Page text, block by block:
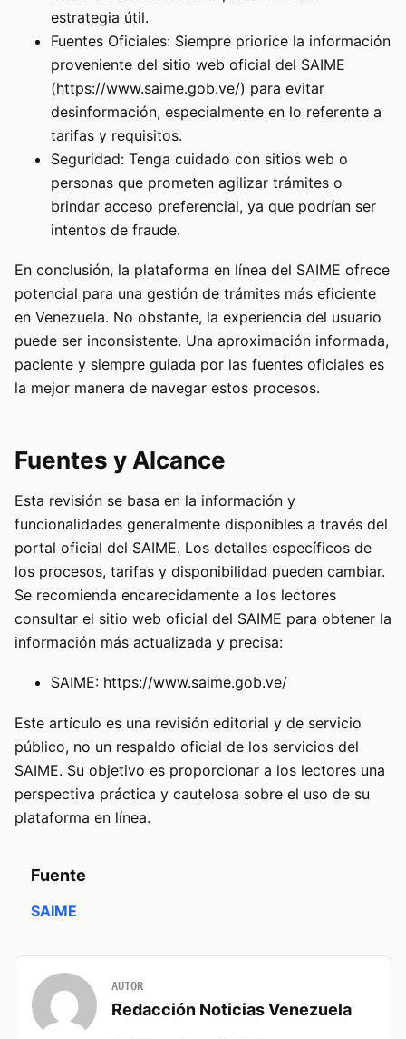
estrategia útil.
Fuentes Oficiales: Siempre priorice la información
proveniente del sitio web oficial del SAIME
(https://www.saime.gob.ve/) para evitar
desinformación, especialmente en lo referente a
tarifas y requisitos.
Seguridad: Tenga cuidado con sitios web o
personas que prometen agilizar trámites o
brindar acceso preferencial, ya que podrían ser
intentos de fraude.
En conclusión, la plataforma en línea del SAIME ofrece
potencial para una gestión de trámites más eficiente
en Venezuela. No obstante, la experiencia del usuario
puede ser inconsistente. Una aproximación informada,
paciente y siempre guiada por las fuentes oficiales es
la mejor manera de navegar estos procesos.
Fuentes y Alcance
Esta revisión se basa en la información y
funcionalidades generalmente disponibles a través del
portal oficial del SAIME. Los detalles específicos de
los procesos, tarifas y disponibilidad pueden cambiar.
Se recomienda encarecidamente a los lectores
consultar el sitio web oficial del SAIME para obtener la
información más actualizada y precisa:
SAIME: https://www.saime.gob.ve/
Este artículo es una revisión editorial y de servicio
público, no un respaldo oficial de los servicios del
SAIME. Su objetivo es proporcionar a los lectores una
perspectiva práctica y cautelosa sobre el uso de su
plataforma en línea.
Fuente
SAIME
AUTOR
Redacción Noticias Venezuela